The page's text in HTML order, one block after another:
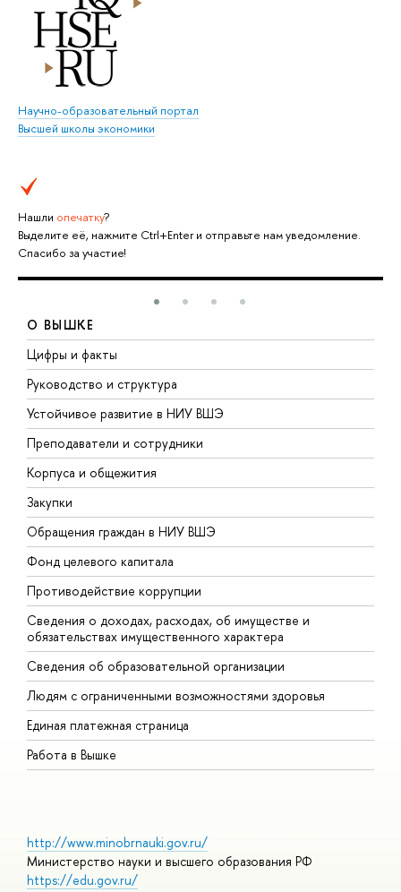
Научно-образовательный портал
Высшей школы экономики
Нашли опечатку?
Выделите её, нажмите Ctrl+Enter и отправьте нам уведомление.
Спасибо за участие!
О ВЫШКЕ
Цифры и факты
Руководство и структура
Устойчивое развитие в НИУ ВШЭ
Преподаватели и сотрудники
Корпуса и общежития
Закупки
Обращения граждан в НИУ ВШЭ
Фонд целевого капитала
Противодействие коррупции
Сведения о доходах, расходах, об имуществе и
обязательствах имущественного характера
Сведения об образовательной организации
Людям с ограниченными возможностями здоровья
Единая платежная страница
Работа в Вышке
http://www.minobrnauki.gov.ru/
Министерство науки и высшего образования РФ
https://edu.gov.ru/